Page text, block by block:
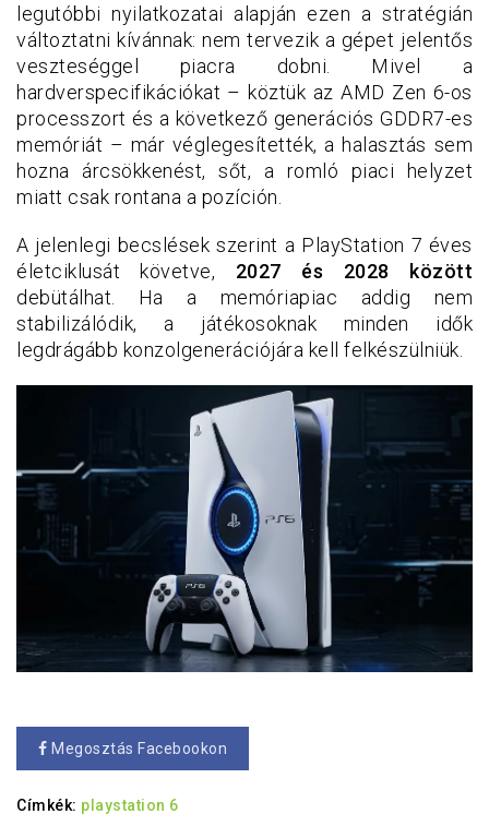
legutóbbi nyilatkozatai alapján ezen a stratégián
változtatni kívánnak: nem tervezik a gépet jelentős
veszteséggel piacra dobni. Mivel a
hardverspecifikációkat – köztük az AMD Zen 6-os
processzort és a következő generációs GDDR7-es
memóriát – már véglegesítették, a halasztás sem
hozna árcsökkenést, sőt, a romló piaci helyzet
miatt csak rontana a pozíción.
A jelenlegi becslések szerint a PlayStation 7 éves
életciklusát követve, 2027 és 2028 között
debütálhat. Ha a memóriapiac addig nem
stabilizálódik, a játékosoknak minden idők
legdrágább konzolgenerációjára kell felkészülniük.
Megosztás Facebookon
Címkék: playstation 6